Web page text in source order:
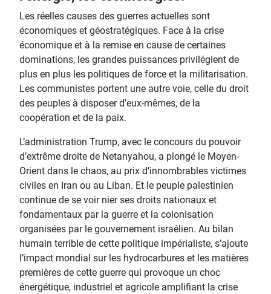
Les réelles causes des guerres actuelles sont
économiques et géostratégiques. Face à la crise
économique et à la remise en cause de certaines
dominations, les grandes puissances privilégient de
plus en plus les politiques de force et la militarisation.
Les communistes portent une autre voie, celle du droit
des peuples à disposer d’eux-mêmes, de la
coopération et de la paix.
L’administration Trump, avec le concours du pouvoir
d’extrême droite de Netanyahou, a plongé le Moyen-
Orient dans le chaos, au prix d’innombrables victimes
civiles en Iran ou au Liban. Et le peuple palestinien
continue de se voir nier ses droits nationaux et
fondamentaux par la guerre et la colonisation
organisées par le gouvernement israélien. Au bilan
humain terrible de cette politique impérialiste, s’ajoute
l’impact mondial sur les hydrocarbures et les matières
premières de cette guerre qui provoque un choc
énergétique, industriel et agricole amplifiant la crise